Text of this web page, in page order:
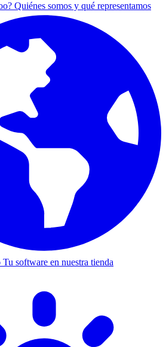
Quiénes somos y qué representamos
Tu software en nuestra tienda